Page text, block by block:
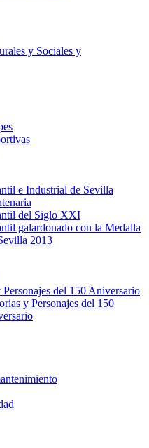
y Sociales y
e Industrial de Sevilla
del Siglo XXI
galardonado con la Medalla
2013
del 150 Aniversario
y Personajes del 150